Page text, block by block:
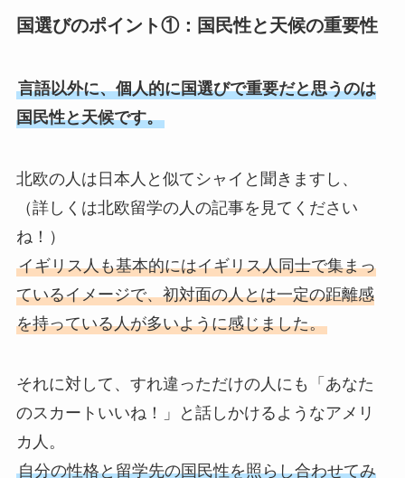
国選びのポイント①：国民性と天候の重要性
言語以外に、個人的に国選びで重要だと思うのは
国民性と天候です。
北欧の人は日本人と似てシャイと聞きますし、
（詳しくは北欧留学の人の記事を見てください
ね！）
イギリス人も基本的にはイギリス人同士で集まっ
ているイメージで、初対面の人とは一定の距離感
を持っている人が多いように感じました。
それに対して、すれ違っただけの人にも「あなた
のスカートいいね！」と話しかけるようなアメリ
カ人。
自分の性格と留学先の国民性を照らし合わせてみ